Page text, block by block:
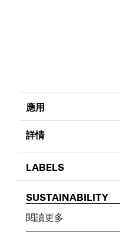
應用
詳情
LABELS
SUSTAINABILITY
閱讀更多